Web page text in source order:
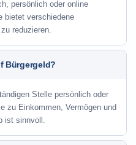
persönlich oder online
bietet verschiedene
reduzieren.
Bürgergeld?
Stelle persönlich oder
zu Einkommen, Vermögen und
ist sinnvoll.